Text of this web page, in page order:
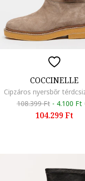
COCCINELLE
108.399 Ft - 4.100 Ft
104.299 Ft